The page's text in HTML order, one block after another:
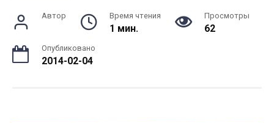
Автор Время чтения
1 мин.
Просмотры
62
Опубликовано
2014-02-04